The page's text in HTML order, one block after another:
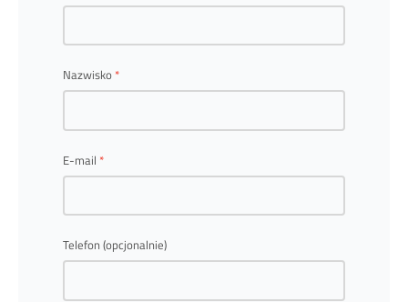
Nazwisko
E-mail
Telefon (opcjonalnie)